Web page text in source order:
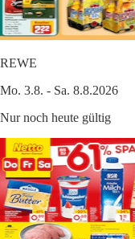
REWE
Mo. 3.8. - Sa. 8.8.2026
Nur noch heute gültig